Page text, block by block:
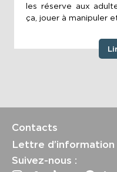
les réserve aux
ça, jouer à manipuler
Contacts
Lettre d’information
Suivez-nous :